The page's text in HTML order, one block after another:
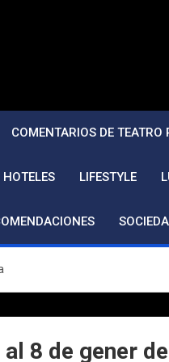
COMENTARIOS DE TEATRO
HOTELES LIFESTYLE
8 de gener